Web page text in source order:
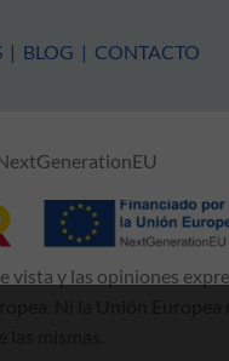
| BLOG | CONTACTO
y las opiniones
mismas.